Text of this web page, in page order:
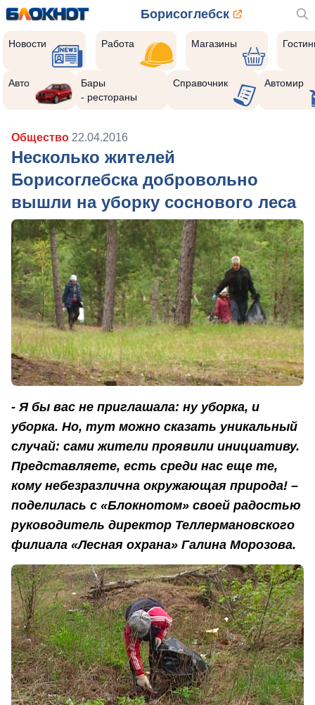
Борисоглебск
Новости Работа Магазины
Авто
Бары
- рестораны
Справочник Автомир
Общество 22.04.2016
Несколько жителей
Борисоглебска добровольно
вышли на уборку соснового леса
- Я бы вас не приглашала: ну уборка, и
уборка. Но, тут можно сказать уникальный
случай: сами жители проявили инициативу.
Представляете, есть среди нас еще те,
кому небезразлична окружающая природа! –
поделилась с «Блокнотом» своей радостью
руководитель директор Теллермановского
филиала «Лесная охрана» Галина Морозова.